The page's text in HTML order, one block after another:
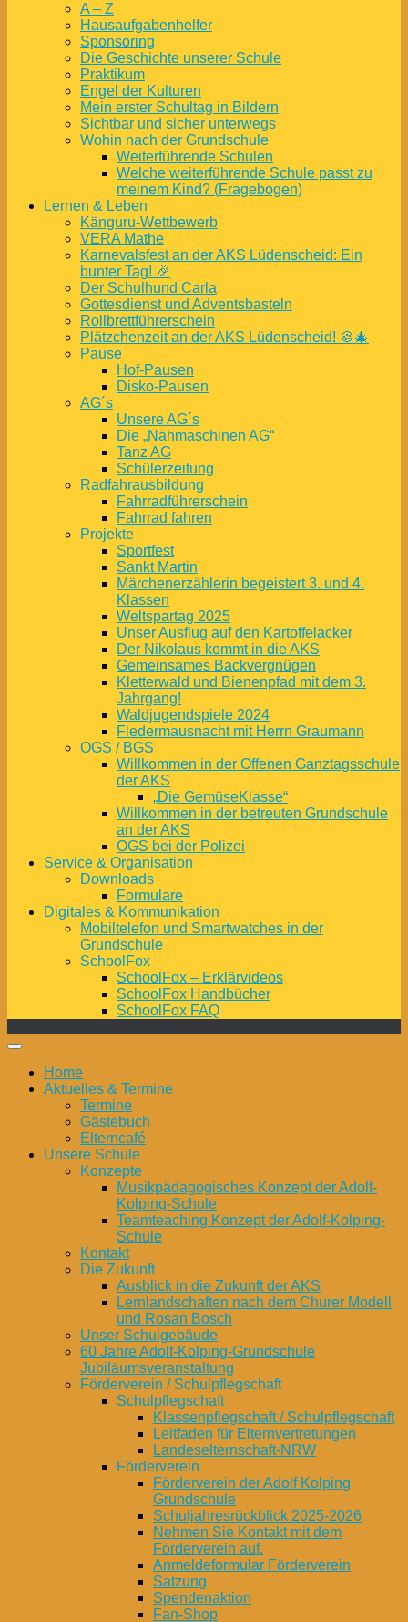
A – Z
Hausaufgabenhelfer
Sponsoring
Die Geschichte unserer Schule
Praktikum
Engel der Kulturen
Mein erster Schultag in Bildern
Sichtbar und sicher unterwegs
Wohin nach der Grundschule
Weiterführende Schulen
Welche weiterführende Schule passt zu
meinem Kind? (Fragebogen)
Lernen & Leben
Känguru-Wettbewerb
VERA Mathe
Karnevalsfest an der AKS Lüdenscheid: Ein
bunter Tag! 🎉
Der Schulhund Carla
Gottesdienst und Adventsbasteln
Rollbrettführerschein
Plätzchenzeit an der AKS Lüdenscheid! 🍪🎄
Pause
Hof-Pausen
Disko-Pausen
AG´s
Unsere AG´s
Die „Nähmaschinen AG“
Tanz AG
Schülerzeitung
Radfahrausbildung
Fahrradführerschein
Fahrrad fahren
Projekte
Sportfest
Sankt Martin
Märchenerzählerin begeistert 3. und 4.
Klassen
Weltspartag 2025
Unser Ausflug auf den Kartoffelacker
Der Nikolaus kommt in die AKS
Gemeinsames Backvergnügen
Kletterwald und Bienenpfad mit dem 3.
Jahrgang!
Waldjugendspiele 2024
Fledermausnacht mit Herrn Graumann
OGS / BGS
Willkommen in der Offenen Ganztagsschule
der AKS
„Die GemüseKlasse“
Willkommen in der betreuten Grundschule
an der AKS
OGS bei der Polizei
Service & Organisation
Downloads
Formulare
Digitales & Kommunikation
Mobiltelefon und Smartwatches in der
Grundschule
SchoolFox
SchoolFox – Erklärvideos
SchoolFox Handbücher
SchoolFox FAQ
Home
Aktuelles & Termine
Termine
Gästebuch
Elterncafé
Unsere Schule
Konzepte
Musikpädagogisches Konzept der Adolf-
Kolping-Schule
Teamteaching Konzept der Adolf-Kolping-
Schule
Kontakt
Die Zukunft
Ausblick in die Zukunft der AKS
Lernlandschaften nach dem Churer Modell
und Rosan Bosch
Unser Schulgebäude
60 Jahre Adolf-Kolping-Grundschule
Jubiläumsveranstaltung
Förderverein / Schulpflegschaft
Schulpflegschaft
Klassenpflegschaft / Schulpflegschaft
Leitfaden für Elternvertretungen
Landeselternschaft-NRW
Förderverein
Förderverein der Adolf Kolping
Grundschule
Schuljahresrückblick 2025-2026
Nehmen Sie Kontakt mit dem
Förderverein auf.
Anmeldeformular Förderverein
Satzung
Spendenaktion
Fan-Shop